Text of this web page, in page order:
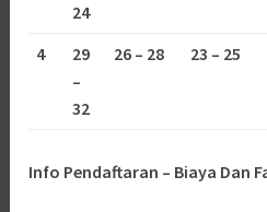
24
4
29
–
32
26 – 28 23 – 25
Info Pendaftaran – Biaya Dan